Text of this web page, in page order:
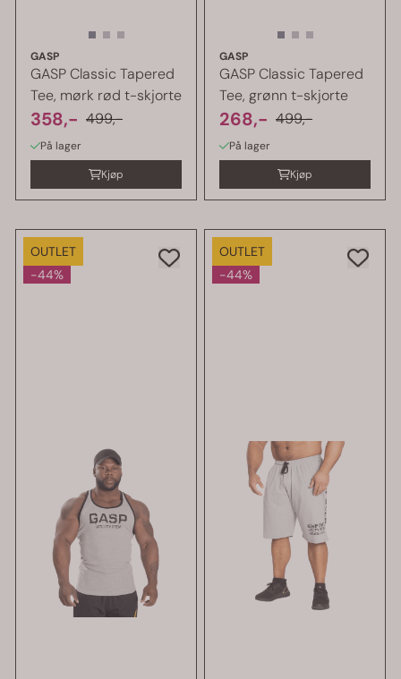
GASP
GASP Classic Tapered
Tee, mørk rød t-skjorte
358,- 499,-
På lager
Kjøp
GASP
GASP Classic Tapered
Tee, grønn t-skjorte
268,- 499,-
På lager
Kjøp
OUTLET
-44%
OUTLET
-44%